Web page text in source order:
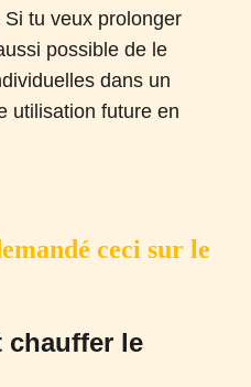
Si tu veux prolonger
possible de le
dans un
utilisation future en
ceci sur le
chauffer le